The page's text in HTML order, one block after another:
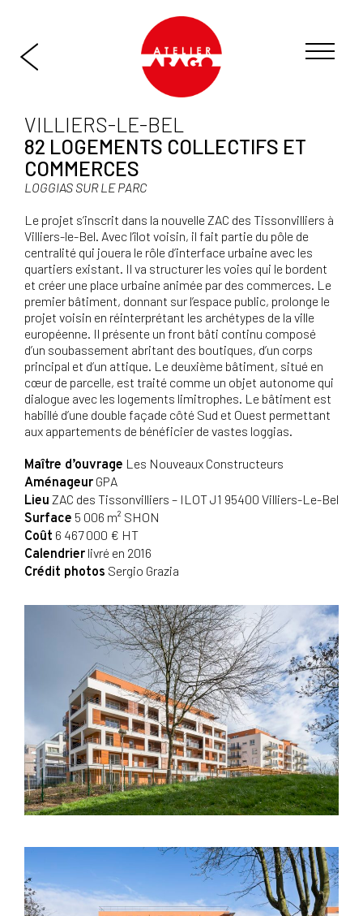
VILLIERS-LE-BEL
82 LOGEMENTS COLLECTIFS ET
COMMERCES
LOGGIAS SUR LE PARC
Le projet s’inscrit dans la nouvelle ZAC des Tissonvilliers à
Villiers-le-Bel. Avec l’îlot voisin, il fait partie du pôle de
centralité qui jouera le rôle d’interface urbaine avec les
quartiers existant. Il va structurer les voies qui le bordent
et créer une place urbaine animée par des commerces. Le
premier bâtiment, donnant sur l’espace public, prolonge le
projet voisin en réinterprétant les archétypes de la ville
européenne. Il présente un front bâti continu composé
d’un soubassement abritant des boutiques, d’un corps
principal et d’un attique. Le deuxième bâtiment, situé en
cœur de parcelle, est traité comme un objet autonome qui
dialogue avec les logements limitrophes. Le bâtiment est
habillé d’une double façade côté Sud et Ouest permettant
aux appartements de bénéficier de vastes loggias.
Maître d’ouvrage Les Nouveaux Constructeurs
Aménageur GPA
Lieu ZAC des Tissonvilliers – ILOT J1 95400 Villiers-Le-Bel
Surface 5 006 m² SHON
Coût 6 467 000 € HT
Calendrier livré en 2016
Crédit photos Sergio Grazia